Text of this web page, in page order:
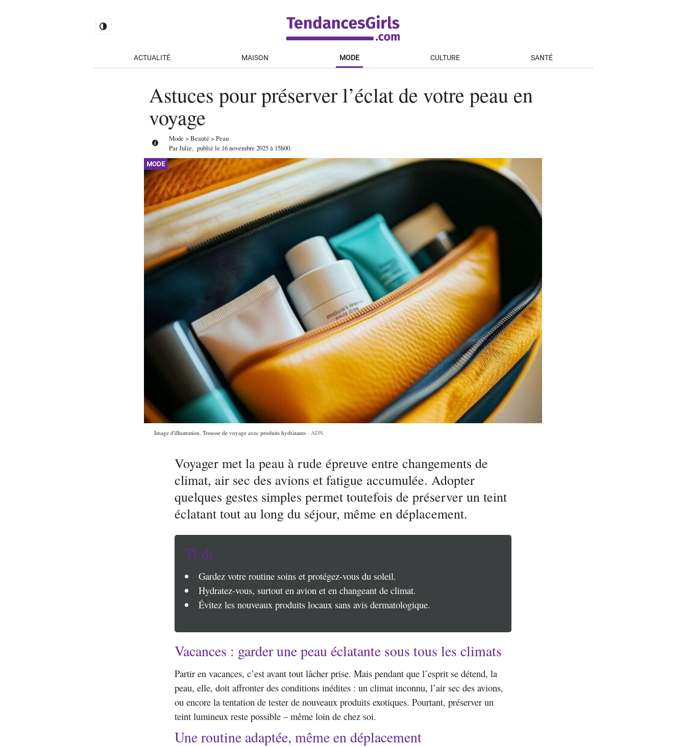
ACTUALITÉ MAISON MODE CULTURE SANTÉ
Astuces pour préserver l’éclat de votre peau en
voyage
Mode > Beauté > Peau
ParJulie, publié le 16 novembre 2025à 15h00.
MODE
Image d'illustration. Trousse de voyage avec produits hydratants ADN
Voyager met la peau à rude épreuve entre changements de
climat, air sec des avions et fatigue accumulée. Adopter
quelques gestes simples permet toutefois de préserver un teint
éclatant tout au long du séjour, même en déplacement.
Tl;dr
Gardez votre routine soins et protégez-vous du soleil.
Hydratez-vous, surtout en avion et en changeant de climat.
Évitez les nouveaux produits locaux sans avis dermatologique.
Vacances : garder une peau éclatante sous tous les climats
Partir en vacances, c’est avant tout lâcher prise. Mais pendant que l’esprit se détend, la
peau, elle, doit affronter des conditions inédites : un climat inconnu, l’air sec des avions,
ou encore la tentation de tester de nouveaux produits exotiques. Pourtant, préserver un
teint lumineux reste possible – même loin de chez soi.
Une routine adaptée, même en déplacement